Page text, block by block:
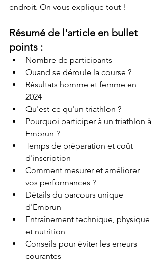
endroit. On vous explique tout !
Résumé de l'article en bullet
points :
Nombre de participants
Quand se déroule la course ?
Résultats homme et femme en
2024
Qu'est-ce qu'un triathlon ?
Pourquoi participer à un triathlon à
Embrun ?
Temps de préparation et coût
d'inscription
Comment mesurer et améliorer
vos performances ?
Détails du parcours unique
d'Embrun
Entraînement technique, physique
et nutrition
Conseils pour éviter les erreurs
courantes